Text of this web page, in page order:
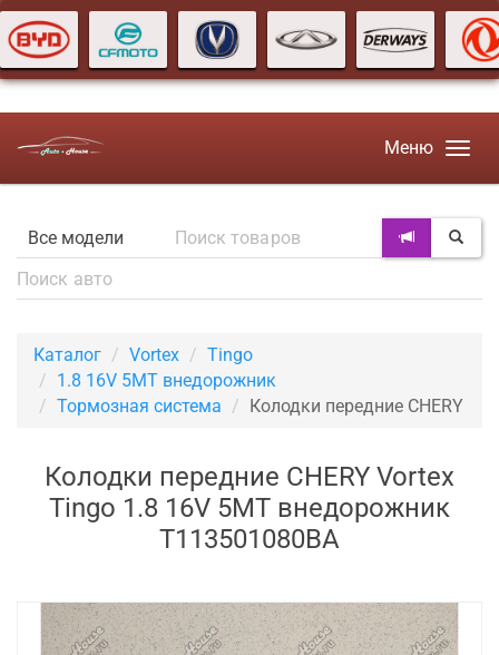
Меню
Каталог Vortex
Tingo
1.8 16V 5MT внедорожник
Тормозная система
Колодки передние CHERY
Колодки передние CHERY Vortex
Tingo 1.8 16V 5MT внедорожник
T113501080BA